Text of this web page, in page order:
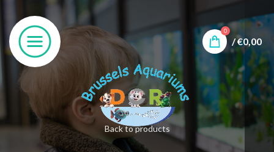
0
/€0,00
Back to products